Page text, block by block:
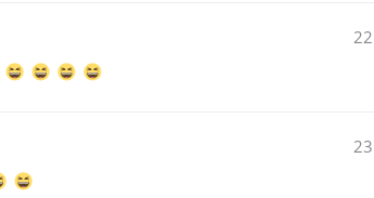
22
23